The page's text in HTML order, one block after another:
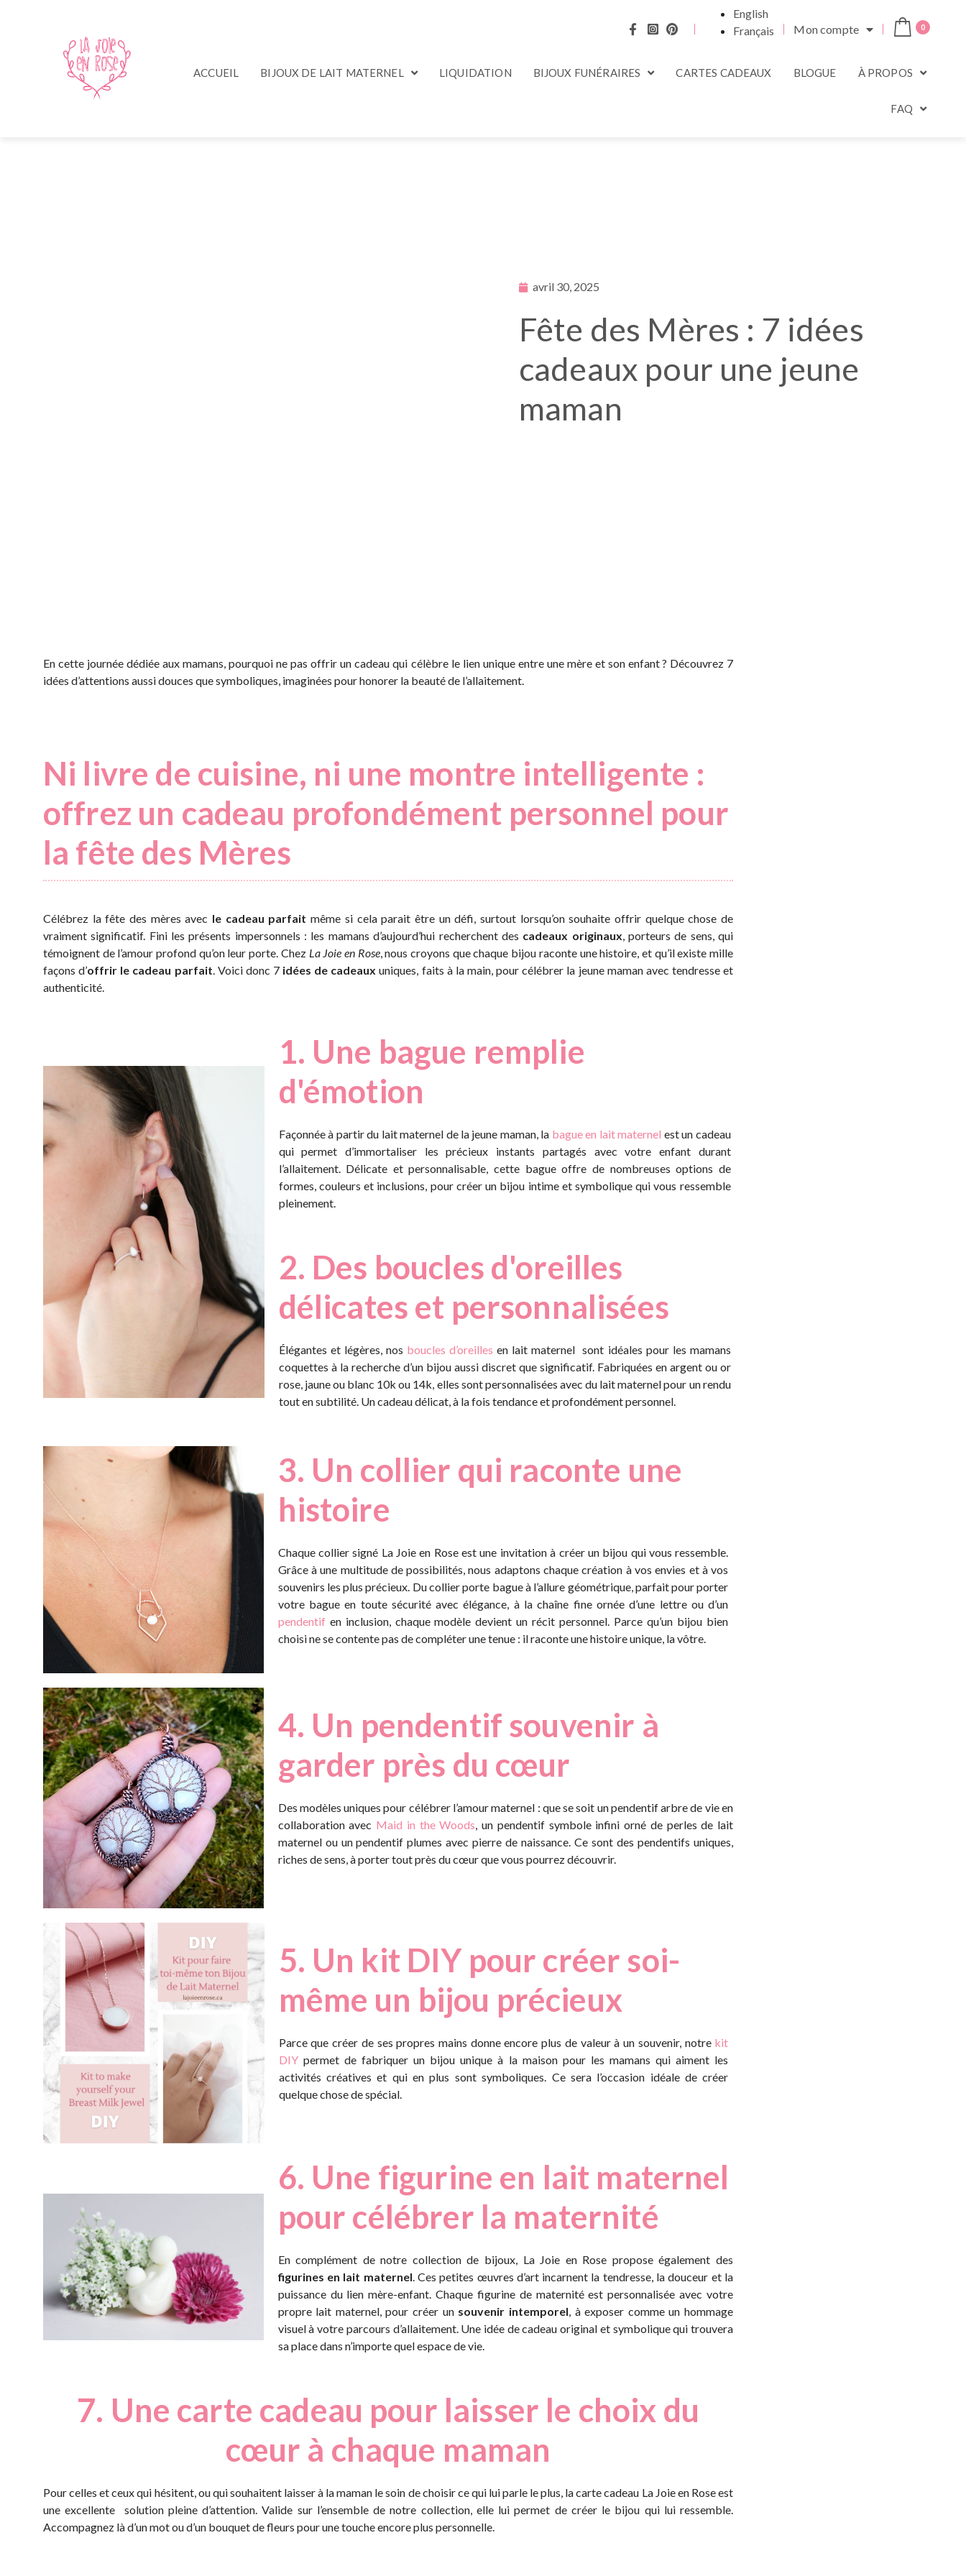
English
Français
Mon compte 0
ACCUEIL BIJOUX DE LAIT MATERNEL LIQUIDATION BIJOUX FUNÉRAIRES CARTES CADEAUX BLOGUE À PROPOS
FAQ
avril 30, 2025
Fête des Mères : 7 idées
cadeaux pour une jeune
maman
En cette journée dédiée aux mamans, pourquoi ne pas offrir un cadeau qui célèbre le lien unique entre une mère et son enfant ? Découvrez 7
idées d’attentions aussi douces que symboliques, imaginées pour honorer la beauté de l’allaitement.
Ni livre de cuisine, ni une montre intelligente :
offrez un cadeau profondément personnel pour
la fête des Mères
Célébrez la fête des mères avec le cadeau parfait même si cela parait être un défi, surtout lorsqu’on souhaite offrir quelque chose de
vraiment significatif. Fini les présents impersonnels : les mamans d’aujourd’hui recherchent des cadeaux originaux, porteurs de sens, qui
témoignent de l’amour profond qu’on leur porte. Chez La Joie en Rose, nous croyons que chaque bijou raconte une histoire, et qu’il existe mille
façons d’offrir le cadeau parfait. Voici donc 7idées de cadeaux uniques, faits à la main, pour célébrer la jeune maman avec tendresse et
authenticité.
1. Une bague remplie
d'émotion
Façonnée à partir du lait maternel de la jeune maman, la bague en lait maternel est un cadeau
qui permet d’immortaliser les précieux instants partagés avec votre enfant durant
l’allaitement. Délicate et personnalisable, cette bague offre de nombreuses options de
formes, couleurs et inclusions, pour créer un bijou intime et symbolique qui vous ressemble
pleinement.
2. Des boucles d'oreilles
délicates et personnalisées
Élégantes et légères, nos boucles d’oreilles en lait maternel sont idéales pour les mamans
coquettes à la recherche d’un bijou aussi discret que significatif. Fabriquées en argent ou or
rose, jaune ou blanc 10k ou 14k, elles sont personnalisées avec du lait maternel pour un rendu
tout en subtilité. Un cadeau délicat, à la fois tendance et profondément personnel.
3. Un collier qui raconte une
histoire
Chaque collier signé La Joie en Rose est une invitation à créer un bijou qui vous ressemble.
Grâce à une multitude de possibilités, nous adaptons chaque création à vos envies et à vos
souvenirs les plus précieux. Du collier porte bagueà l’allure géométrique, parfait pour porter
votre bague en toute sécurité avec élégance, à la chaîne fine ornée d’une lettre ou d’un
pendentif en inclusion, chaque modèle devient un récit personnel. Parce qu’un bijou bien
choisi ne se contente pas de compléter une tenue : il raconte une histoire unique, la vôtre.
4. Un pendentif souvenir à
garder près du cœur
Des modèles uniques pour célébrer l’amour maternel : que se soit un pendentif arbre de vie en
collaboration avec Maid in the Woods, un pendentif symbole infini orné de perles de lait
maternel ou un pendentif plumes avec pierre de naissance. Ce sont des pendentifs uniques,
riches de sens, à porter tout près du cœur que vous pourrez découvrir.
5. Un kit DIY pour créer soi-
même un bijou précieux
Parce que créer de ses propres mains donne encore plus de valeur à un souvenir, notre kit
DIYpermet de fabriquer un bijou unique à la maison pour les mamans qui aiment les
activités créatives et qui en plus sont symboliques. Ce sera l’occasion idéale de créer
quelque chose de spécial.
6. Une figurine en lait maternel
pour célébrer la maternité
En complément de notre collection de bijoux, La Joie en Rose propose également des
figurines en lait maternel. Ces petites œuvres d’art incarnent la tendresse, la douceur et la
puissance du lien mère-enfant. Chaque figurine de maternité est personnalisée avec votre
propre lait maternel, pour créer un souvenir intemporel, à exposer comme un hommage
visuel à votre parcours d’allaitement. Une idée de cadeau original et symbolique qui trouvera
sa place dans n’importe quel espace de vie.
7. Une carte cadeau pour laisser le choix du
cœur à chaque maman
Pour celles et ceux qui hésitent, ou qui souhaitent laisser à la maman le soin de choisir ce qui lui parle le plus, la carte cadeau La Joie en Roseest
une excellente solution pleine d’attention. Valide sur l’ensemble de notre collection, elle lui permet de créer le bijou qui lui ressemble.
Accompagnez là d’un mot ou d’un bouquet de fleurs pour une touche encore plus personnelle.